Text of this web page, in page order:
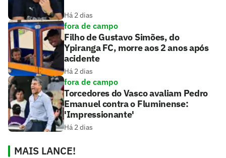
Há 2 dias
fora de campo
Filho de Gustavo Simões, do
Ypiranga FC, morre aos 2 anos após
acidente
Há 2 dias
fora de campo
Torcedores do Vasco avaliam Pedro
Emanuel contra o Fluminense:
'Impressionante'
Há 2 dias
MAIS LANCE!